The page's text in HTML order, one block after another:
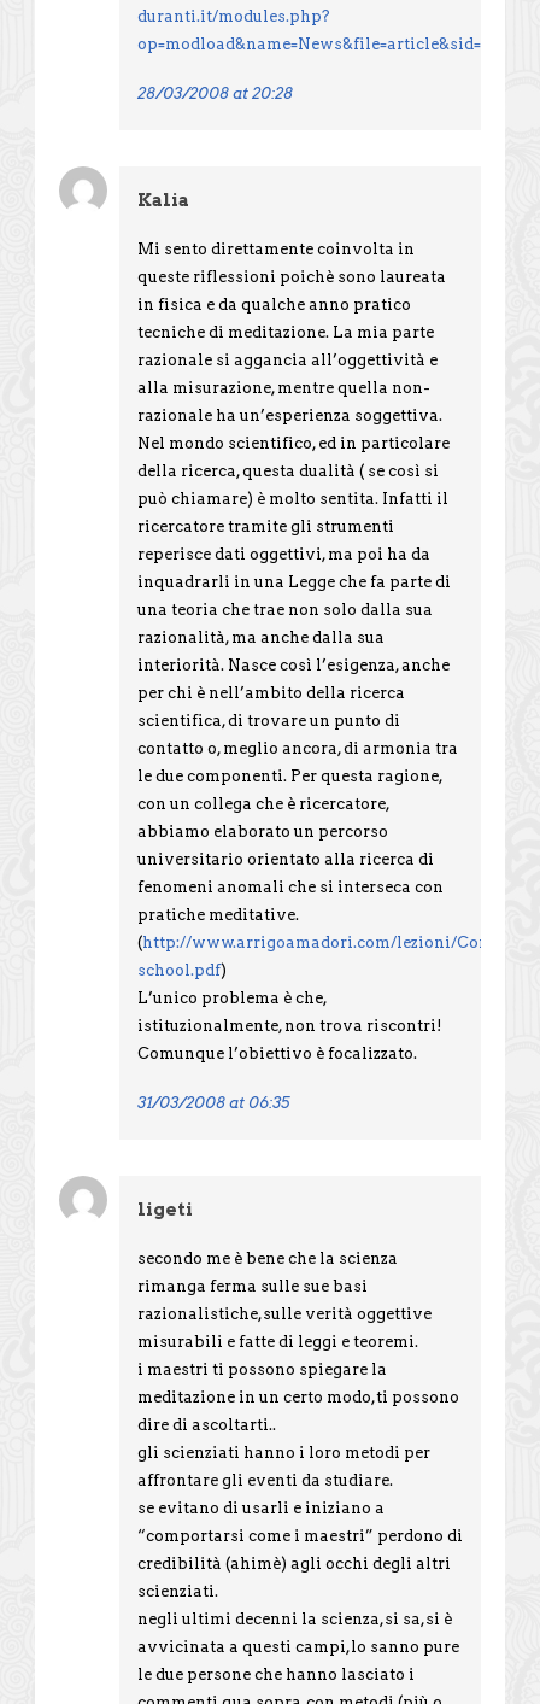
duranti.it/modules.php?
28/03/2008 at 20:28
Kalia
Mi sento direttamente coinvolta in
queste riflessioni poichè sono laureata
in fisica e da qualche anno pratico
tecniche di meditazione. La mia parte
razionale si aggancia all’oggettività e
alla misurazione, mentre quella non-
razionale ha un’esperienza soggettiva.
Nel mondo scientifico, ed in particolare
della ricerca, questa dualità ( se così si
può chiamare) è molto sentita. Infatti il
ricercatore tramite gli strumenti
reperisce dati oggettivi, ma poi ha da
inquadrarli in una Legge che fa parte di
una teoria che trae non solo dalla sua
razionalità, ma anche dalla sua
interiorità. Nasce così l’esigenza, anche
per chi è nell’ambito della ricerca
scientifica, di trovare un punto di
contatto o, meglio ancora, di armonia tra
le due componenti. Per questa ragione,
con un collega che è ricercatore,
abbiamo elaborato un percorso
universitario orientato alla ricerca di
fenomeni anomali che si interseca con
pratiche meditative.
(http://www.arrigoamadori.com/lezioni/
school.pdf)
L’unico problema è che,
istituzionalmente, non trova riscontri!
Comunque l’obiettivo è focalizzato.
31/03/2008 at 06:35
ligeti
secondo me è bene che la scienza
rimanga ferma sulle sue basi
razionalistiche,sulle verità oggettive
misurabili e fatte di leggi e teoremi.
i maestri ti possono spiegare la
meditazione in un certo modo,ti possono
dire di ascoltarti..
gli scienziati hanno i loro metodi per
affrontare gli eventi da studiare.
se evitano di usarli e iniziano a
“comportarsi come i maestri” perdono di
credibilità (ahimè) agli occhi degli altri
scienziati.
negli ultimi decenni la scienza,si sa,si è
avvicinata a questi campi,lo sanno pure
le due persone che hanno lasciato i